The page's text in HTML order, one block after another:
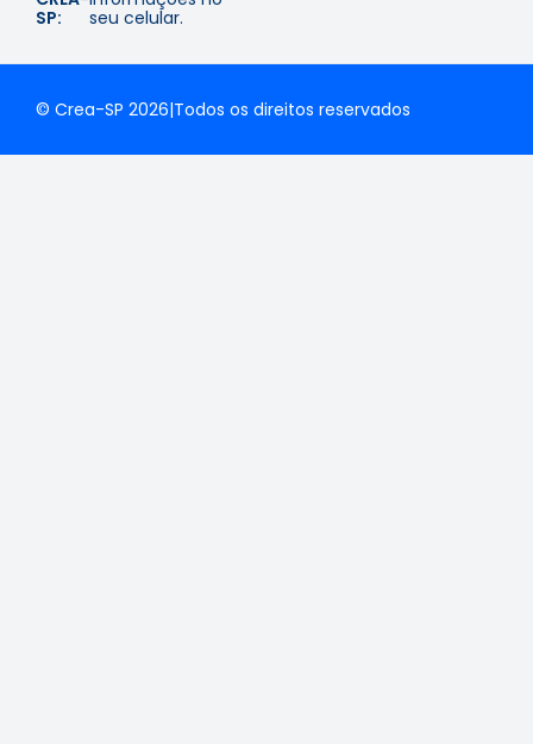
SP:
seu celular.
© Crea-SP 2026|Todos os direitos reservados